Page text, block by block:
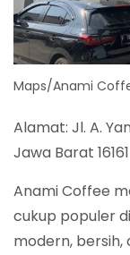
Maps/Anami
Alamat: Jl. A.
Jawa Barat 16161
Anami Coffee
cukup populer
modern, bersih,